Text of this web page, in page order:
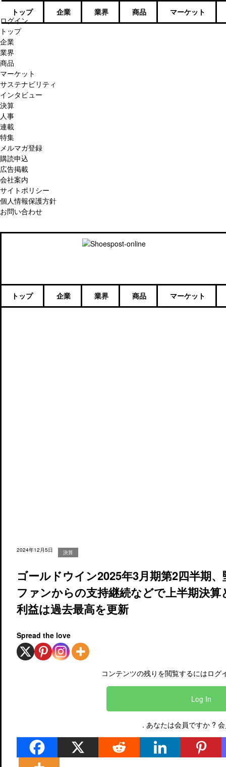
ログイン
トップ
企業
業界
商品
マーケット
サステナビリティ
インタビュー
決算
人事
連載
特集
メルマガ登録
購読申込
広告掲載
会社案内
サイトポリシー
個人情報保護方針
お問い合わせ
トップ 企業 業界 商品 マーケット
トップ 企業 業界 商品 マーケット
2024年12月5日 決算
ゴールドウイン2025年3月期第2四半期
ファンからの支持継続などで上半期決
利益は過去最高を更新
Spread the love
コンテンツの残りを閲覧するにはログ
Log In
. あなたは会員ですか ?